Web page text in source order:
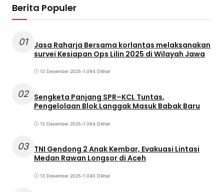
Berita Populer
01
Jasa Raharja Bersama korlantas melaksanakan
survei Kesiapan Ops Lilin 2025 di Wilayah Jawa
13 Desember 2025•1.094 Dilihat
02 Sengketa Panjang SPR–KCL Tuntas,
Pengelolaan Blok Langgak Masuk Babak Baru
13 Desember 2025•1.084 Dilihat
03 TNI Gendong 2 Anak Kembar, Evakuasi Lintasi
Medan Rawan Longsor di Aceh
13 Desember 2025•1.040 Dilihat